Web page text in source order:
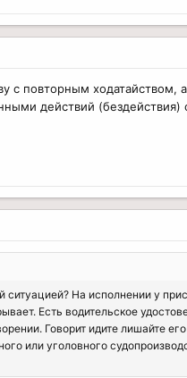
повторным ходатайством,
действий (бездействия)
На исполнении у
Есть водительское
Говорит идите лишайте
или уголовного